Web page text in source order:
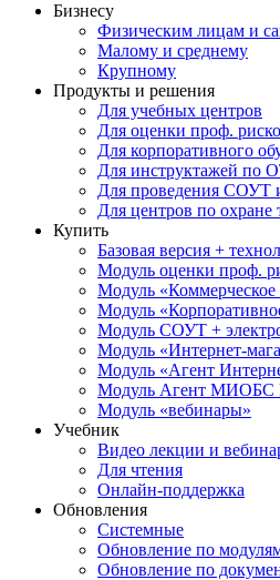
Бизнесу
Физическим лицам и
Малому и среднему
Крупному
Продукты и решения
Для учебных центров
Для оценки проф.
Для корпоративного
Для инструктажей по
Для проведения СОУТ
Для центров по охране
Купить
Базовая версия +
Модуль оценки проф.
Модуль «Коммерческое
Модуль
Модуль СОУТ +
Модуль «Интернет-
Модуль «Агент
Модуль Агент МИОБС
Модуль «вебинары»
Учебник
Видео лекции и
Для чтения
Онлайн-поддержка
Обновления
Системные
Обновление по
Обновление по